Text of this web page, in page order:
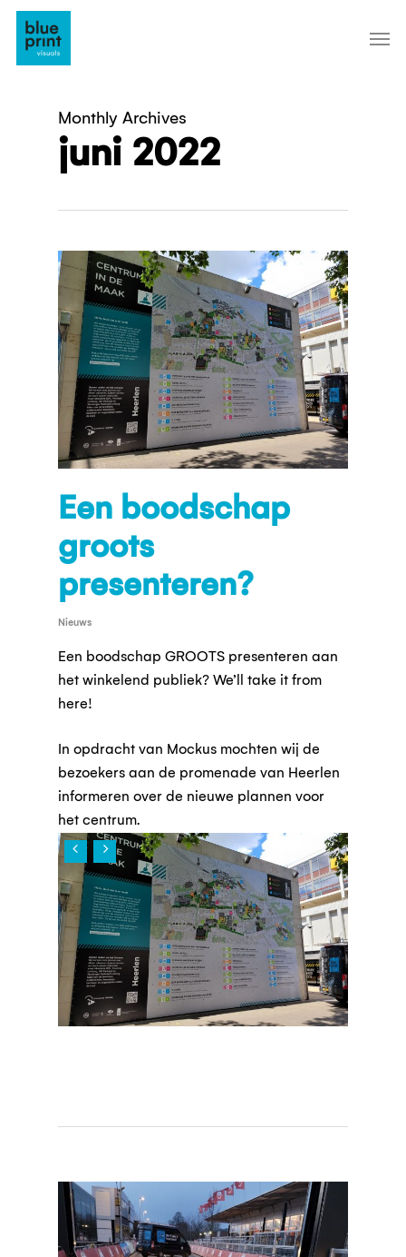
Skip
Monthly Archives
juni 2022
Een boodschap
groots
presenteren?
Nieuws
Een boodschap GROOTS presenteren aan
het winkelend publiek? We’ll take it from
here!
In opdracht van Mockus mochten wij de
bezoekers aan de promenade van Heerlen
informeren over de nieuwe plannen voor
het centrum.